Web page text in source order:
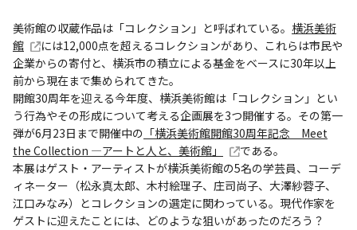
美術館の収蔵作品は「コレクション」と呼ばれている。 横浜美術
館
には12,000点を超えるコレクションがあり、これらは市民や
企業からの寄付と、横浜市の積立による基金をベースに30年以上
前から現在まで集められてきた。
開館30周年を迎える今年度、横浜美術館は「コレクション」とい
う行為やその形成について考える企画展を3つ開催する。その第一
弾が6月23日まで開催中の 「横浜美術館開館30周年記念 Meet
the Collection ―アートと人と、美術館」
である。
本展はゲスト・アーティストが横浜美術館の5名の学芸員、コーデ
ィネーター（松永真太郎、木村絵理子、庄司尚子、大澤紗蓉子、
江口みなみ）とコレクションの選定に関わっている。現代作家を
ゲストに迎えたことには、どのような狙いがあったのだろう？